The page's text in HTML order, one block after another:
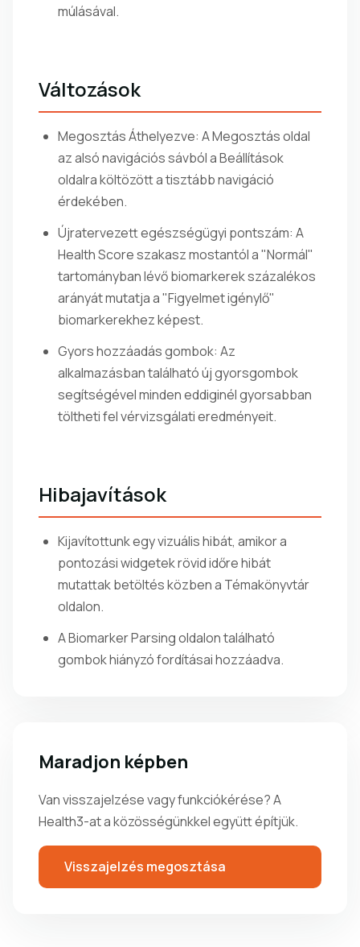
múlásával.
Változások
Megosztás Áthelyezve: A Megosztás oldal
az alsó navigációs sávból a Beállítások
oldalra költözött a tisztább navigáció
érdekében.
Újratervezett egészségügyi pontszám: A
Health Score szakasz mostantól a "Normál"
tartományban lévő biomarkerek százalékos
arányát mutatja a "Figyelmet igénylő"
biomarkerekhez képest.
Gyors hozzáadás gombok: Az
alkalmazásban található új gyorsgombok
segítségével minden eddiginél gyorsabban
töltheti fel vérvizsgálati eredményeit.
Hibajavítások
Kijavítottunk egy vizuális hibát, amikor a
pontozási widgetek rövid időre hibát
mutattak betöltés közben a Témakönyvtár
oldalon.
A Biomarker Parsing oldalon található
gombok hiányzó fordításai hozzáadva.
Maradjon képben
Van visszajelzése vagy funkciókérése? A
Health3-at a közösségünkkel együtt építjük.
Visszajelzés megosztása